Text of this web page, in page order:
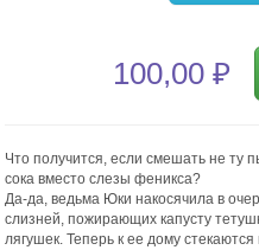
100,00 ₽
Что получится, если смешать не ту
сока вместо слезы феникса?
Да-да, ведьма Юки накосячила в
слизней, пожирающих капусту
лягушек. Теперь к ее дому стекаются